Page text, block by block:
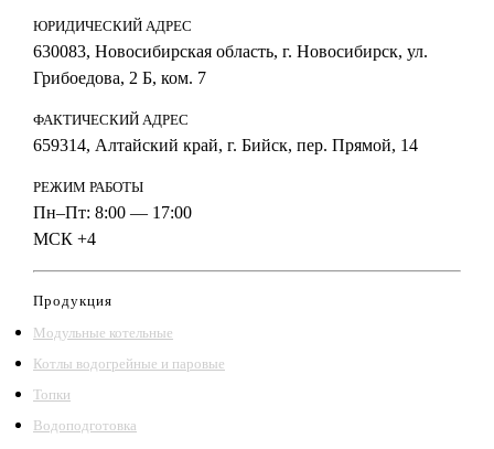
ЮРИДИЧЕСКИЙ АДРЕС
630083, Новосибирская область, г. Новосибирск, ул.
Грибоедова, 2 Б, ком. 7
ФАКТИЧЕСКИЙ АДРЕС
659314, Алтайский край, г. Бийск, пер. Прямой, 14
РЕЖИМ РАБОТЫ
Пн–Пт: 8:00 — 17:00
МСК +4
Продукция
Модульные котельные
Котлы водогрейные и паровые
Топки
Водоподготовка